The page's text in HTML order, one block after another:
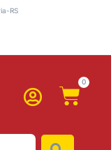
RS
0